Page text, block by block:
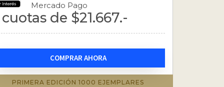
PRIMERA EDICIÓN 1000 EJEMPLARES
Mercado Pago
de $21.667.-
COMPRAR AHORA